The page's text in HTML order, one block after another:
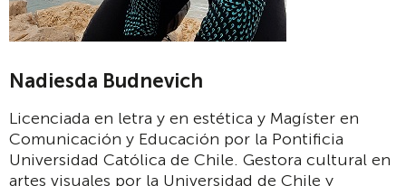
Nadiesda Budnevich
Licenciada en letra y en estética y Magíster en
Comunicación y Educación por la Pontificia
Universidad Católica de Chile. Gestora cultural en
artes visuales por la Universidad de Chile y